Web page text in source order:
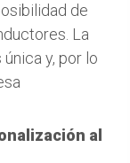
de
La
y, por lo
al